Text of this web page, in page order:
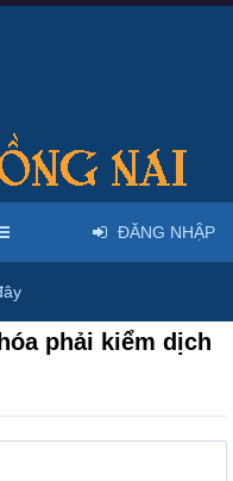
- Uy tín - Miễn phí
phải kiểm dịch
ĐĂNG NHẬP